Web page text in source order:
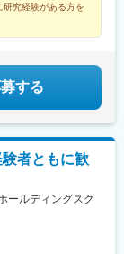
研究経験がある方を
する
者ともに歓
ールディングスグ